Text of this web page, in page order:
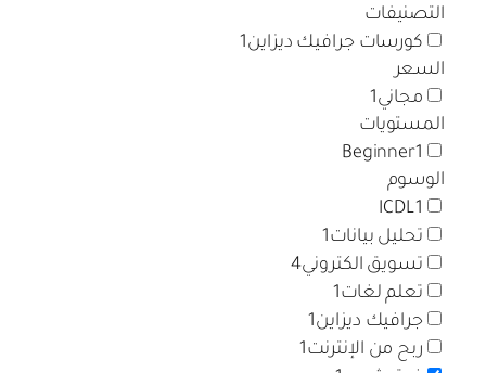
التصنيفات
كورسات جرافيك ديزاين1
السعر
مجاني1
المستويات
Beginner1
الوسوم
ICDL1
تحليل بيانات1
تسويق الكتروني4
تعلم لغات1
جرافيك ديزاين1
ربح من الإنترنت1